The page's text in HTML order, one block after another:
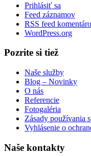
Prihlásiť sa
Feed záznamov
RSS feed
WordPress.org
Pozrite si tiež
Naše služby
Blog – Novinky
O nás
Referencie
Fotogaléria
Zásady používania
Vyhlásenie o
Naše kontakty